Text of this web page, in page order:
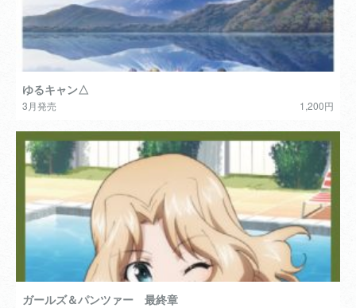
ゆるキャン△
3月発売 1,200円
ガールズ＆パンツァー 最終章